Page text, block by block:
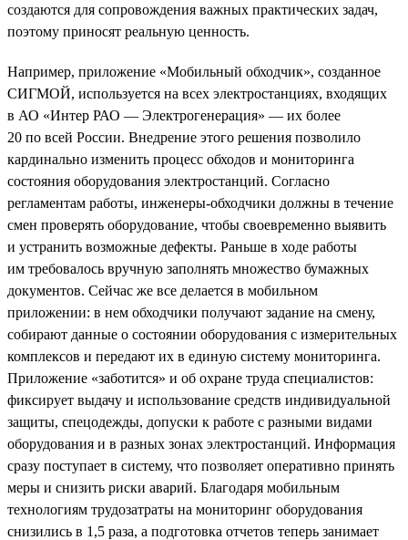
создаются для сопровождения важных практических задач,
поэтому приносят реальную ценность.
Например, приложение «Мобильный обходчик», созданное
СИГМОЙ, используется на всех электростанциях, входящих
в АО «Интер РАО — Электрогенерация» — их более
20 по всей России. Внедрение этого решения позволило
кардинально изменить процесс обходов и мониторинга
состояния оборудования электростанций. Согласно
регламентам работы, инженеры-обходчики должны в течение
смен проверять оборудование, чтобы своевременно выявить
и устранить возможные дефекты. Раньше в ходе работы
им требовалось вручную заполнять множество бумажных
документов. Сейчас же все делается в мобильном
приложении: в нем обходчики получают задание на смену,
собирают данные о состоянии оборудования с измерительных
комплексов и передают их в единую систему мониторинга.
Приложение «заботится» и об охране труда специалистов:
фиксирует выдачу и использование средств индивидуальной
защиты, спецодежды, допуски к работе с разными видами
оборудования и в разных зонах электростанций. Информация
сразу поступает в систему, что позволяет оперативно принять
меры и снизить риски аварий. Благодаря мобильным
технологиям трудозатраты на мониторинг оборудования
снизились в 1,5 раза, а подготовка отчетов теперь занимает